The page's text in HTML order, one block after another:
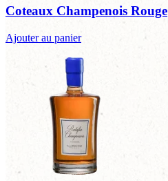
Coteaux Champenois Rouge
Ajouter au panier